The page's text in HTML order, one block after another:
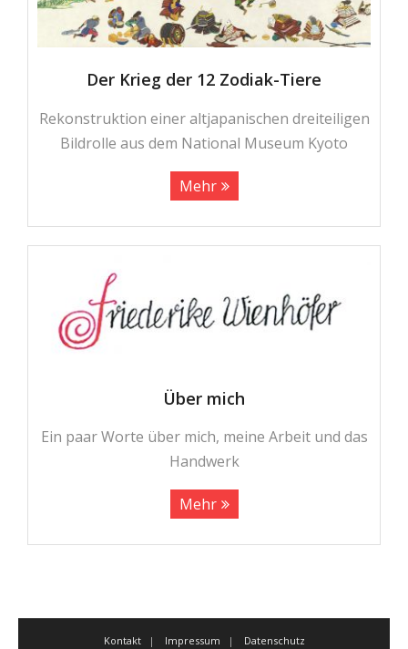
Der Krieg der 12 Zodiak-Tiere
Rekonstruktion einer altjapanischen dreiteiligen
Bildrolle aus dem National Museum Kyoto
Mehr
Über mich
Ein paar Worte über mich, meine Arbeit und das
Handwerk
Mehr
Kontakt Impressum Datenschutz